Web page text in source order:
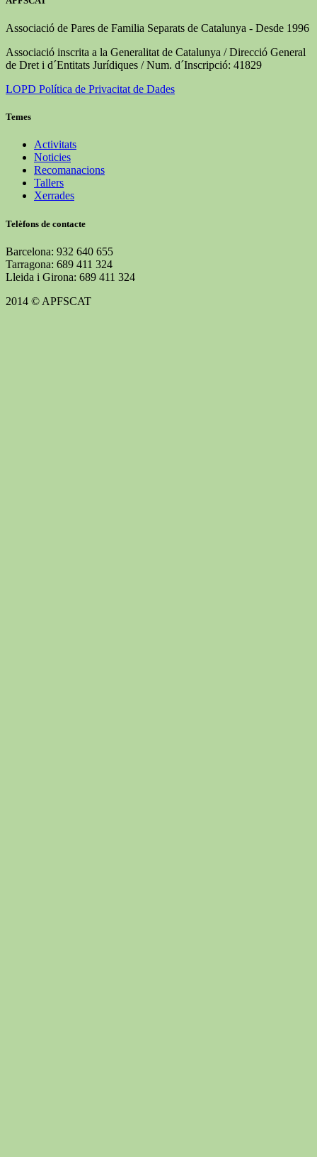
Associació de Pares de Familia Separats de Catalunya - Desde 1996
Associació inscrita a la Generalitat de Catalunya / Direcció General
de Dret i d´Entitats Jurídiques / Num. d´Inscripció: 41829
LOPD Política de Privacitat de Dades
Temes
Activitats
Noticies
Recomanacions
Tallers
Xerrades
Telèfons de contacte
Barcelona: 932 640 655
Tarragona: 689 411 324
Lleida i Girona: 689 411 324
2014 © APFSCAT